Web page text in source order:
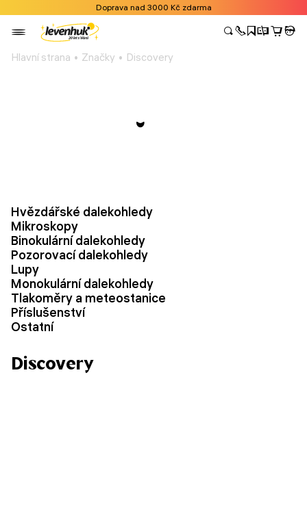
Doprava nad 3000 Kč zdarma
Hlavní strana Značky Discovery
Hvězdářské dalekohledy
Mikroskopy
Binokulární dalekohledy
Pozorovací dalekohledy
Lupy
Monokulární dalekohledy
Tlakoměry a meteostanice
Příslušenství
Ostatní
Discovery